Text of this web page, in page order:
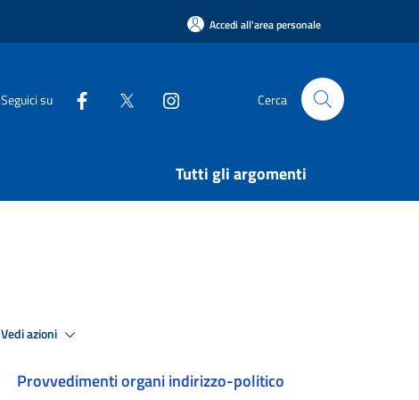
Accedi all'area personale
Seguici su Cerca
Tutti gli argomenti
Vedi azioni
Provvedimenti organi indirizzo-politico